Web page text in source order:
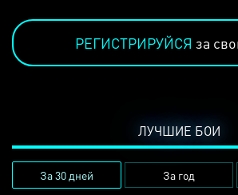
РЕГИСТРИРУЙСЯ за
ЛУЧШИЕ БОИ
За 30 дней За год